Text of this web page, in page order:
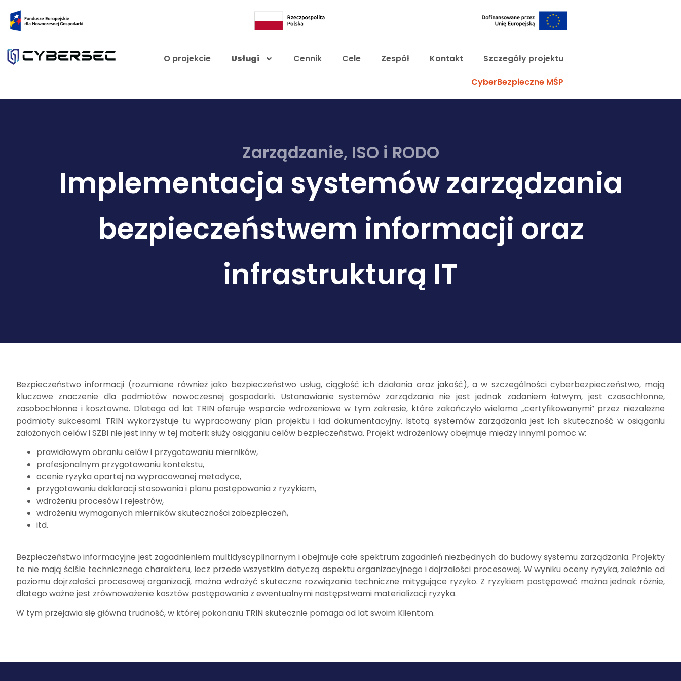
O projekcie Usługi Cennik Cele Zespół Kontakt
Szczegóły projektu
CyberBezpieczne MŚP
Zarządzanie, ISO i RODO
Implementacja systemów zarządzania
bezpieczeństwem informacji oraz
infrastrukturą IT
Bezpieczeństwo informacji (rozumiane również jako bezpieczeństwo usług, ciągłość ich działania oraz jakość), a w szczególności cyberbezpieczeństwo, mają
kluczowe znaczenie dla podmiotów nowoczesnej gospodarki. Ustanawianie systemów zarządzania nie jest jednak zadaniem łatwym, jest czasochłonne,
zasobochłonne i kosztowne. Dlatego od lat TRIN oferuje wsparcie wdrożeniowe w tym zakresie, które zakończyło wieloma „certyfikowanymi” przez niezależne
podmioty sukcesami. TRIN wykorzystuje tu wypracowany plan projektu i ład dokumentacyjny. Istotą systemów zarządzania jest ich skuteczność w osiąganiu
założonych celów i SZBI nie jest inny w tej materii; służy osiąganiu celów bezpieczeństwa. Projekt wdrożeniowy obejmuje między innymi pomoc w:
prawidłowym obraniu celów i przygotowaniu mierników,
profesjonalnym przygotowaniu kontekstu,
ocenie ryzyka opartej na wypracowanej metodyce,
przygotowaniu deklaracji stosowania i planu postępowania z ryzykiem,
wdrożeniu procesów i rejestrów,
wdrożeniu wymaganych mierników skuteczności zabezpieczeń,
itd.
Bezpieczeństwo informacyjne jest zagadnieniem multidyscyplinarnym i obejmuje całe spektrum zagadnień niezbędnych do budowy systemu zarządzania. Projekty
te nie mają ściśle technicznego charakteru, lecz przede wszystkim dotyczą aspektu organizacyjnego i dojrzałości procesowej. W wyniku oceny ryzyka, zależnie od
poziomu dojrzałości procesowej organizacji, można wdrożyć skuteczne rozwiązania techniczne mitygujące ryzyko. Z ryzykiem postępować można jednak różnie,
dlatego ważne jest zrównoważenie kosztów postępowania z ewentualnymi następstwami materializacji ryzyka.
W tym przejawia się główna trudność, w której pokonaniu TRIN skutecznie pomaga od lat swoim Klientom.